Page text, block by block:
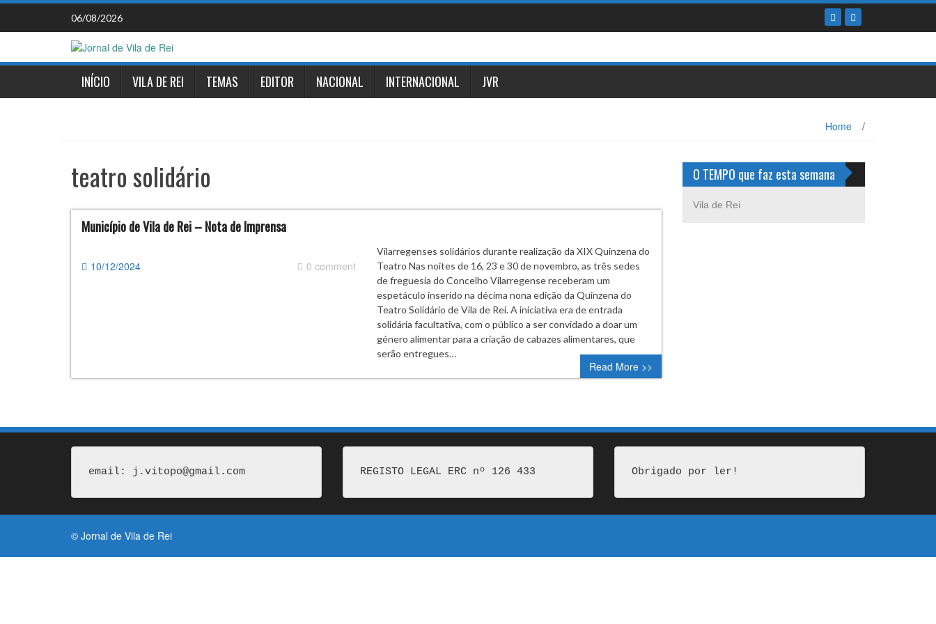
Skip
content
06/08/2026
INÍCIO VILA DE REI TEMAS EDITOR NACIONAL INTERNACIONAL JVR
Home /
teatro solidário
Município de Vila de Rei – Nota de Imprensa
10/12/2024 0 comment
Vilarregenses solidários durante realização da XIX Quinzena do
Teatro Nas noites de 16, 23 e 30 de novembro, as três sedes
de freguesia do Concelho Vilarregense receberam um
espetáculo inserido na décima nona edição da Quinzena do
Teatro Solidário de Vila de Rei. A iniciativa era de entrada
solidária facultativa, com o público a ser convidado a doar um
género alimentar para a criação de cabazes alimentares, que
serão entregues…
Read More >>
O TEMPO que faz esta semana
Vila de Rei
email: j.vitopo@gmail.com REGISTO LEGAL ERC nº 126 433 Obrigado por ler!
© Jornal de Vila de Rei